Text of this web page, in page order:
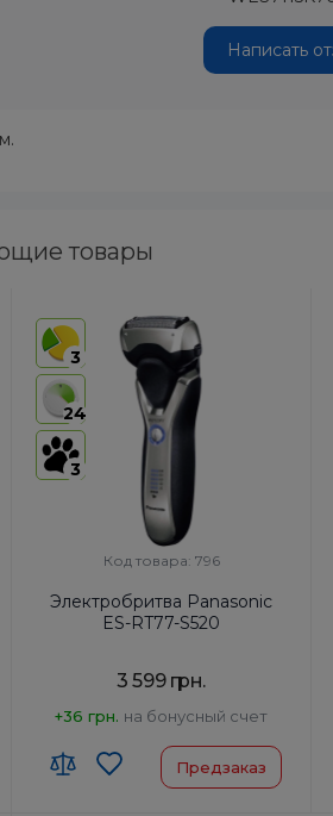
Написать
товары
3
24
3
Код товара: 796
Электробритва Panasonic
ES-RT77-S520
3 599 грн.
+36 грн. на бонусный счет
Предзаказ